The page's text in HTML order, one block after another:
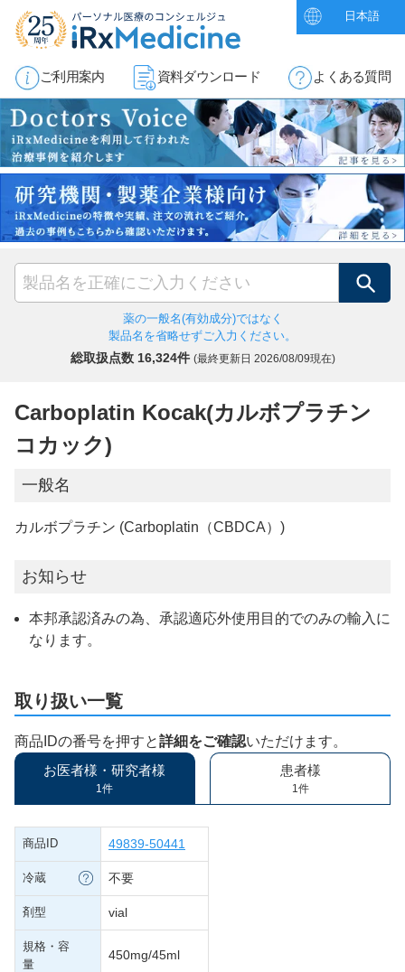
日本語
ご利用案内 資料ダウンロード よくある質問
検索
薬の一般名(有効成分)ではなく
製品名を省略せずご入力ください。
総取扱点数 16,324件 (最終更新日 2026/08/09現在)
Carboplatin Kocak(カルボプラチン
コカック)
一般名
カルボプラチン (Carboplatin（CBDCA）)
お知らせ
本邦承認済みの為、承認適応外使用目的でのみの輸入に
なります。
取り扱い一覧
商品IDの番号を押すと詳細をご確認いただけます。
お医者様・研究者様
1件
患者様
1件
商品ID 49839-50441
冷蔵 不要
剤型 vial
規格・容
量
450mg/45ml